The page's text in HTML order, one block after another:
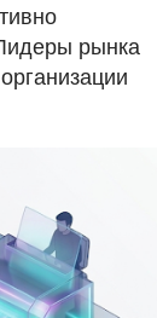
рынка